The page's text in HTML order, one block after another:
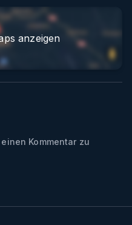
anzeigen
Kommentar zu